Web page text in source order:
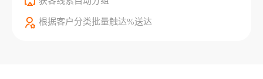
根据客户分类批量触达%送达